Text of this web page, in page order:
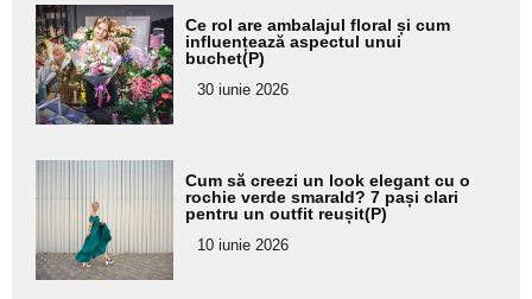
Adaugă
aici textul
pentru
subtitlu
Ce rol are ambalajul floral și cum
influențează aspectul unui
buchet(P)
30 iunie 2026
Adaugă
aici textul
pentru
subtitlu
Cum să creezi un look elegant cu o
rochie verde smarald? 7 pași clari
pentru un outfit reușit(P)
10 iunie 2026